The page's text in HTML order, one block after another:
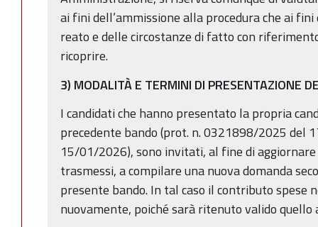
ai fini dell’ammissione alla procedura che ai
reato e delle circostanze di fatto con
ricoprire.
3) MODALITÀ E TERMINI DI PRESENTAZIONE
I candidati che hanno presentato la propria
precedente bando (prot. n. 0321898/2025 del
15/01/2026), sono invitati, al fine di
trasmessi, a compilare una nuova domanda
presente bando. In tal caso il contributo spese
nuovamente, poiché sarà ritenuto valido